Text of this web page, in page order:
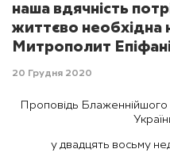
наша вдячність
життєво необхідна
Митрополит
20 Грудня 2020
Проповідь Блаженнійшого
у двадцять восьму